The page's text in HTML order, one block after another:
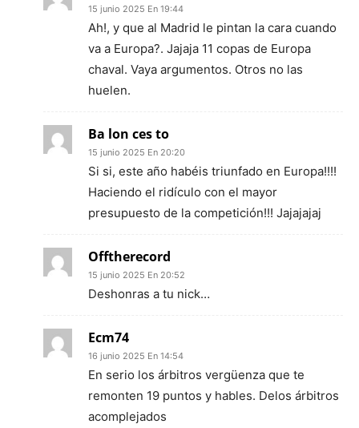
15 junio 2025 En 19:44
Ah!, y que al Madrid le pintan la cara cuando
va a Europa?. Jajaja 11 copas de Europa
chaval. Vaya argumentos. Otros no las
huelen.
Ba lon ces to
15 junio 2025 En 20:20
Si si, este año habéis triunfado en Europa!!!!
Haciendo el ridículo con el mayor
presupuesto de la competición!!! Jajajajaj
Offtherecord
15 junio 2025 En 20:52
Deshonras a tu nick…
Ecm74
16 junio 2025 En 14:54
En serio los árbitros vergüenza que te
remonten 19 puntos y hables. Delos árbitros
acomplejados